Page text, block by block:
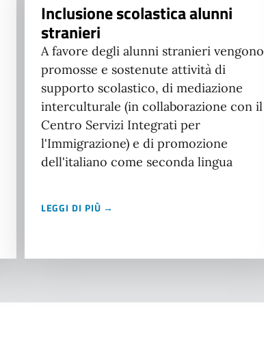
Inclusione scolastica alunni
stranieri
A favore degli alunni stranieri vengono
promosse e sostenute attività di
supporto scolastico, di mediazione
interculturale (in collaborazione con il
Centro Servizi Integrati per
l'Immigrazione) e di promozione
dell'italiano come seconda lingua
LEGGI DI PIÙ →